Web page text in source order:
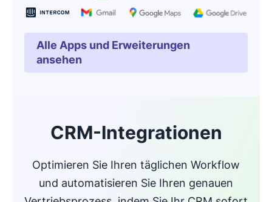
Alle Apps und Erweiterungen
ansehen
CRM-Integrationen
Optimieren Sie Ihren täglichen Workflow
und automatisieren Sie Ihren genauen